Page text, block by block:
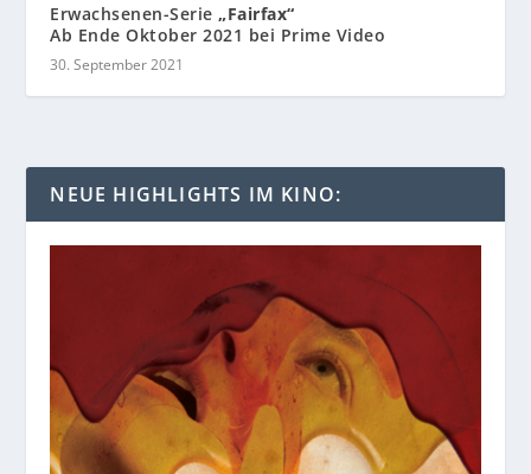
Erwachsenen-Serie „Fairfax“
Ab Ende Oktober 2021 bei Prime Video
30. September 2021
NEUE HIGHLIGHTS IM KINO: